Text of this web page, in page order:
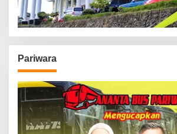
Pariwara